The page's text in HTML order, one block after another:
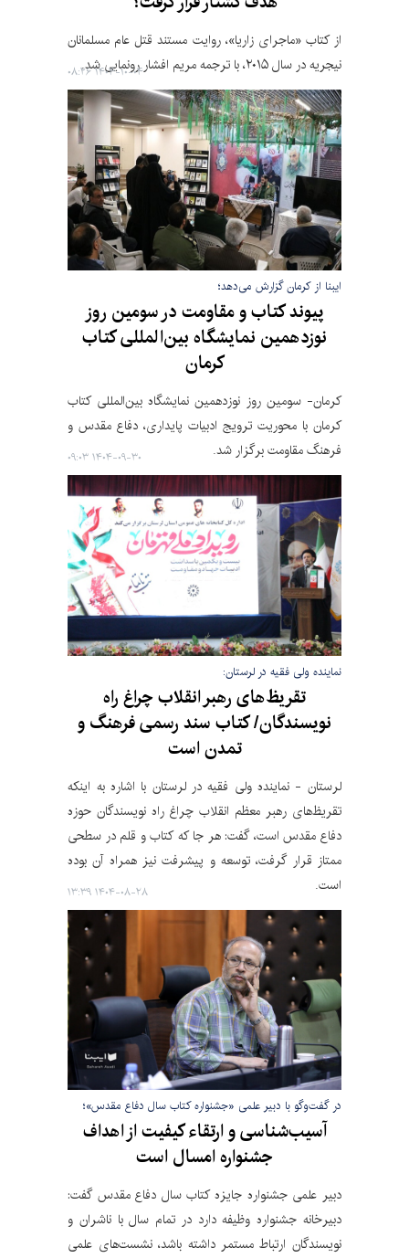
از کتاب «ماجرای زاریا»، روایت مستند قتل عام مسلمانان
نیجریه در سال ۲۰۱۵، با ترجمه مریم افشار رونمایی شد.
۱۴۰۴-۱۰-۰۴ ۰۸:۲۶
ایبنا از کرمان گزارش می‌دهد؛
پیوند کتاب و مقاومت در سومین روز
نوزدهمین نمایشگاه بین‌المللی کتاب
کرمان
کرمان- سومین روز نوزدهمین نمایشگاه بین‌المللی کتاب
کرمان با محوریت ترویج ادبیات پایداری، دفاع مقدس و
فرهنگ مقاومت برگزار شد.
۱۴۰۴-۰۹-۳۰ ۰۹:۰۳
نماینده ولی فقیه در لرستان:
تقریظ‌های رهبر انقلاب چراغ راه
نویسندگان/ کتاب سند رسمی فرهنگ و
تمدن است
لرستان - نماینده ولی فقیه در لرستان با اشاره به اینکه
تقریظ‌های رهبر معظم انقلاب چراغ راه نویسندگان حوزه
دفاع مقدس است، گفت: هر جا که کتاب و قلم در سطحی
ممتاز قرار گرفت، توسعه و پیشرفت نیز همراه آن بوده
است.
۱۴۰۴-۰۸-۲۸ ۱۳:۳۹
در گفت‌وگو با دبیر علمی «جشنواره کتاب سال دفاع مقدس»؛
آسیب‌شناسی و ارتقاء کیفیت از اهداف
جشنواره امسال است
دبیر علمی جشنواره جایزه کتاب سال دفاع مقدس گفت:
دبیرخانه جشنواره وظیفه دارد در تمام سال با ناشران و
نویسندگان ارتباط مستمر داشته باشد، نشست‌های علمی